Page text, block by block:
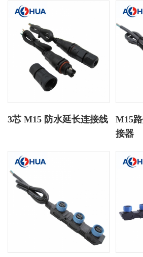
3芯 M15 防水延长连接线
M15
接器